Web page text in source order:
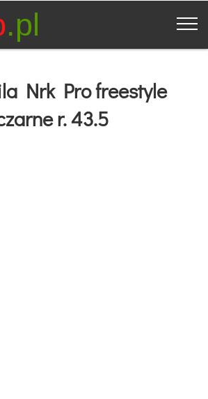
.pl
Nrk Pro freestyle
r. 43.5